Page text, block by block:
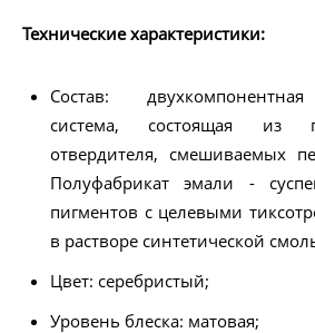
Технические характеристики:
Состав:
система, состоящая из
отвердителя, смешиваемых
Полуфабрикат эмали -
пигментов с целевыми
в растворе синтетической
Цвет: серебристый;
Уровень блеска: матовая;